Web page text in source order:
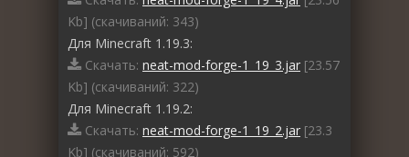
Kb] (cкачиваний: 343)
Для Minecraft 1.19.3:
Скачать: neat-mod-forge-1_19_3.jar [23.57
Kb] (cкачиваний: 322)
Для Minecraft 1.19.2:
Скачать: neat-mod-forge-1_19_2.jar [23.3
Kb] (cкачиваний: 592)